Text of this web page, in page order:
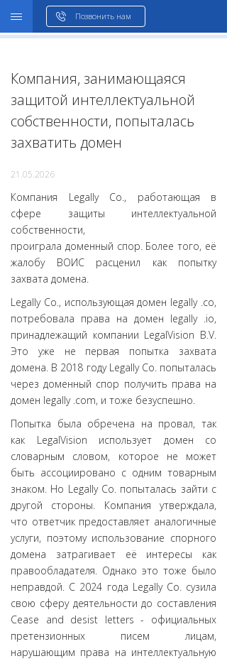
Позвонить нам
Компания, занимающаяся
защитой интеллектуальной
собственности, попыталась
захватить домен
21.05.2026
Компания Legally Co., работающая в
сфере защиты интеллектуальной
собственности,
проиграла доменный спор. Более того, её
жалобу ВОИС расценил как попытку
захвата домена.
Legally Co., использующая домен legally .co,
потребовала права на домен legally .io,
принадлежащий компании LegalVision B.V.
Это уже не первая попытка захвата
домена. В 2018 году Legally Co. попыталась
через доменный спор получить права на
домен legally .com, и тоже безуспешно.
Попытка была обречена на провал, так
как LegalVision использует домен со
словарным словом, которое не может
быть ассоциировано с одним товарным
знаком. Но Legally Co. попыталась зайти с
другой стороны. Компания утверждала,
что ответчик предоставляет аналогичные
услуги, поэтому использование спорного
домена затрагивает её интересы как
правообладателя. Однако это тоже было
неправдой. С 2024 года Legally Co. сузила
свою сферу деятельности до составления
Cease and desist letters - официальных
претензионных писем лицам,
нарушающим права на интеллектуальную